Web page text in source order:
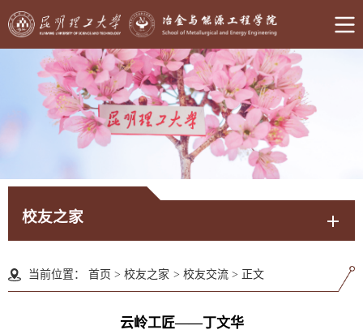
校友之家
当前位置： 首页 > 校友之家 > 校友交流 > 正文
云岭工匠——丁文华